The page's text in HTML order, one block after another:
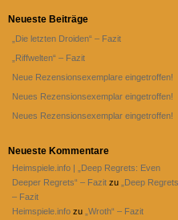
Neueste Beiträge
„Die letzten Droiden“ – Fazit
„Riffwelten“ – Fazit
Neue Rezensionsexemplare eingetroffen!
Neues Rezensionsexemplar eingetroffen!
Neues Rezensionsexemplar eingetroffen!
Neueste Kommentare
Heimspiele.info | „Deep Regrets: Even
Deeper Regrets“ – Fazit zu
„Deep
– Fazit
Heimspiele.info zu „Wroth“ – Fazit